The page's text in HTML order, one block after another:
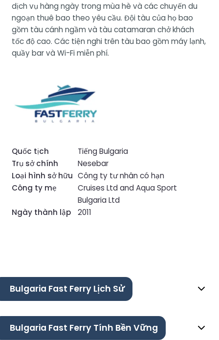
dịch vụ hàng ngày trong mùa hè và các chuyến du
ngoạn thuê bao theo yêu cầu. Đội tàu của họ bao
gồm tàu cánh ngầm và tàu catamaran chở khách
tốc độ cao. Các tiện nghi trên tàu bao gồm máy lạnh,
quầy bar và Wi-Fi miễn phí.
Quốc tịch
Tiếng Bulgaria
Trụ sở chính
Nesebar
Loại hình sở hữu Công ty tư nhân có hạn
Công ty mẹ
Cruises Ltd and Aqua Sport
Bulgaria Ltd
Ngày thành lập
2011
Bulgaria Fast Ferry Lịch Sử
Bulgaria Fast Ferry Tính Bền Vững